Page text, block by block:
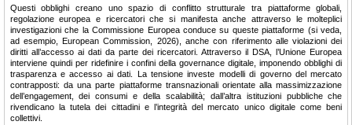
Questi obblighi creano uno spazio di conflitto strutturale tra piattaforme globali,
regolazione europea e ricercatori che si manifesta anche attraverso le molteplici
investigazioni che la Commissione Europea conduce su queste piattaforme (si veda,
ad esempio, European Commission, 2026), anche con riferimento alle violazioni dei
diritti all’accesso ai dati da parte dei ricercatori. Attraverso il DSA, l’Unione Europea
interviene quindi per ridefinire i confini della governance digitale, imponendo obblighi di
trasparenza e accesso ai dati. La tensione investe modelli di governo del mercato
contrapposti: da una parte piattaforme transnazionali orientate alla massimizzazione
dell’engagement, dei consumi e della scalabilità; dall’altra istituzioni pubbliche che
rivendicano la tutela dei cittadini e l’integrità del mercato unico digitale come beni
collettivi.